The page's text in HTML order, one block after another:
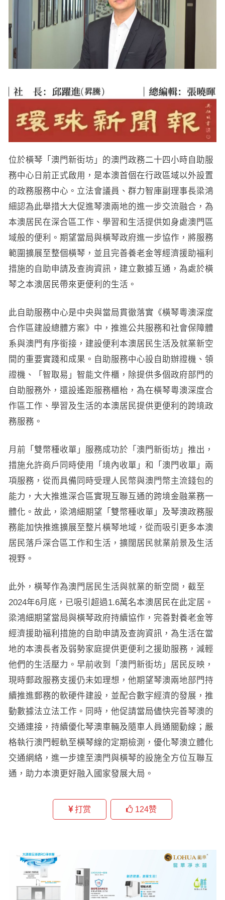
位於橫琴「澳門新街坊」的澳門政務二十四小時自助服
務中心日前正式啟用，是本澳首個在行政區域以外設置
的政務服務中心。立法會議員、群力智庫副理事長梁鴻
細認為此舉措大大促進琴澳兩地的進一步交流融合，為
本澳居民在深合區工作、學習和生活提供如身處澳門區
域般的便利。期望當局與橫琴政府進一步協作，將服務
範圍擴展至整個橫琴，並且完善養老金等經濟援助福利
措施的自助申請及查詢資訊，建立數據互通，為處於橫
琴之本澳居民帶來更便利的生活。
此自助服務中心是中央與當局貫徹落實《橫琴粵澳深度
合作區建設總體方案》中，推進公共服務和社會保障體
系與澳門有序銜接，建設便利本澳居民生活及就業新空
間的重要實踐和成果。自助服務中心設自助辦證機、領
證機、「智取易」智能文件櫃，除提供多個政府部門的
自助服務外，還設遙距服務櫃枱，為在橫琴粵澳深度合
作區工作、學習及生活的本澳居民提供更便利的跨境政
務服務。
月前「雙幣種收單」服務成功於「澳門新街坊」推出，
措施允許商戶同時使用「境內收單」和「澳門收單」兩
項服務，從而具備同時受理人民幣與澳門幣主流錢包的
能力，大大推進深合區實現互聯互通的跨境金融業務一
體化。故此，梁鴻細期望「雙幣種收單」及琴澳政務服
務能加快推進擴展至整片橫琴地域，從而吸引更多本澳
居民落戶深合區工作和生活，擴闊居民就業前景及生活
視野。
此外，橫琴作為澳門居民生活與就業的新空間，截至
2024年6月底，已吸引超過1.6萬名本澳居民在此定居。
梁鴻細期望當局與橫琴政府持續協作，完善對養老金等
經濟援助福利措施的自助申請及查詢資訊，為生活在當
地的本澳長者及弱勢家庭提供更便利之援助服務，減輕
他們的生活壓力。早前收到「澳門新街坊」居民反映，
現時郵政服務支援仍未如理想，他期望琴澳兩地部門持
續推進郵務的軟硬件建設，並配合數字經濟的發展，推
動數據法立法工作。同時，他促請當局儘快完善琴澳的
交通連接，持續優化琴澳車輛及隨車人員通關動線；嚴
格執行澳門輕軌至橫琴線的定期檢測，優化琴澳立體化
交通網絡，進一步達至澳門與橫琴的設施全方位互聯互
通，助力本澳更好融入國家發展大局。
打赏 124赞